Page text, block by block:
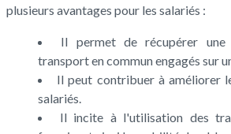
plusieurs avantages pour les salariés :
Il permet de récupérer
transport en commun engagés sur
Il peut contribuer à améliorer
salariés.
Il incite à l'utilisation des